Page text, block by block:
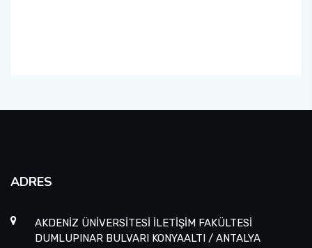
ADRES
AKDENİZ ÜNİVERSİTESİ İLETİŞİM FAKÜLTESİ
DUMLUPINAR BULVARI KONYAALTI / ANTALYA